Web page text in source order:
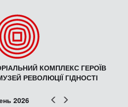
КОМПЛЕКС ГЕРОЇВ
РЕВОЛЮЦІЇ ГІДНОСТІ
Попер
2026